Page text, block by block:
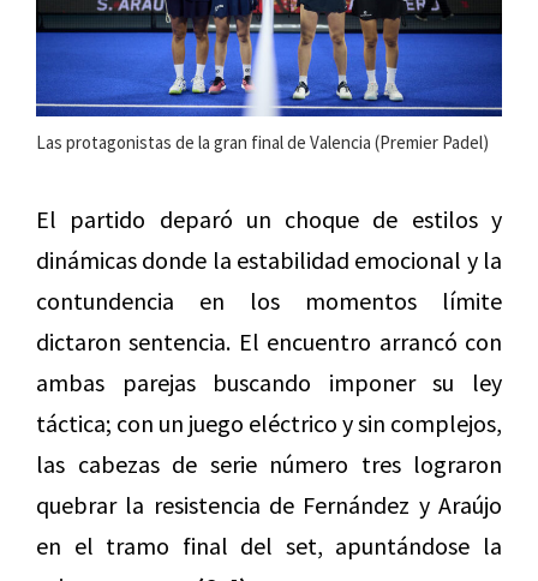
Las protagonistas de la gran final de Valencia (Premier Padel)
El partido deparó un choque de estilos y
dinámicas donde la estabilidad emocional y la
contundencia en los momentos límite
dictaron sentencia. El encuentro arrancó con
ambas parejas buscando imponer su ley
táctica; con un juego eléctrico y sin complejos,
las cabezas de serie número tres lograron
quebrar la resistencia de Fernández y Araújo
en el tramo final del set, apuntándose la